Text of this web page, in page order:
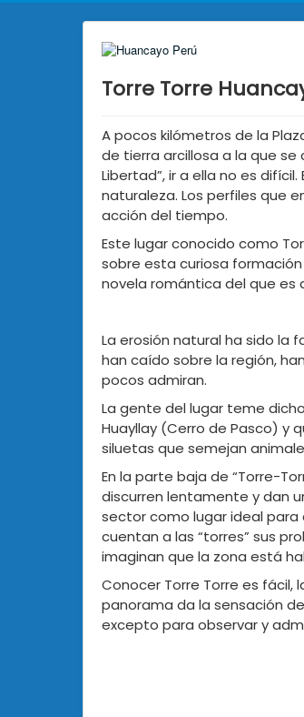
Torre Torre
A pocos kilómetros de la
de tierra arcillosa a la que se
Libertad”, ir a ella no es
naturaleza. Los perfiles que
acción del tiempo.
Este lugar conocido como
sobre esta curiosa
novela romántica del que es
La erosión natural ha sido la
han caído sobre la región,
pocos admiran.
La gente del lugar teme
Huayllay (Cerro de Pasco) y
siluetas que semejan
En la parte baja de “Torre-
discurren lentamente y dan
sector como lugar ideal para
cuentan a las “torres” sus
imaginan que la zona está
Conocer Torre Torre es fácil,
panorama da la sensación
excepto para observar y